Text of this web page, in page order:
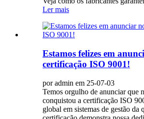
Ler mais
Estamos felizes em
certificação ISO 9001!
por admin em 25-07-03
Temos orgulho de anunciar que
conquistou a certificação ISO
global em sistemas de gestão da